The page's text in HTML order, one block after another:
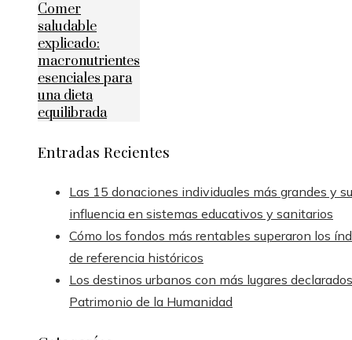
Comer
saludable
explicado:
macronutrientes
esenciales para
una dieta
equilibrada
Entradas Recientes
Las 15 donaciones individuales más grandes y su
influencia en sistemas educativos y sanitarios
Cómo los fondos más rentables superaron los
de referencia históricos
Los destinos urbanos con más lugares declarados
Patrimonio de la Humanidad